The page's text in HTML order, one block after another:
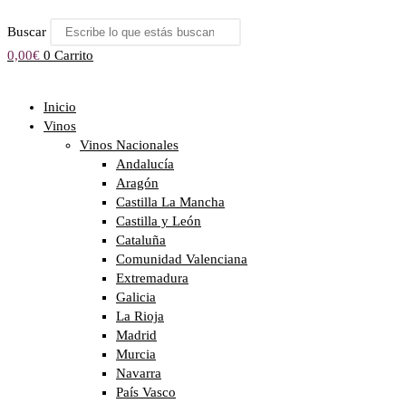
Buscar
0,00€ 0 Carrito
Inicio
Vinos
Vinos Nacionales
Andalucía
Aragón
Castilla La Mancha
Castilla y León
Cataluña
Comunidad Valenciana
Extremadura
Galicia
La Rioja
Madrid
Murcia
Navarra
País Vasco